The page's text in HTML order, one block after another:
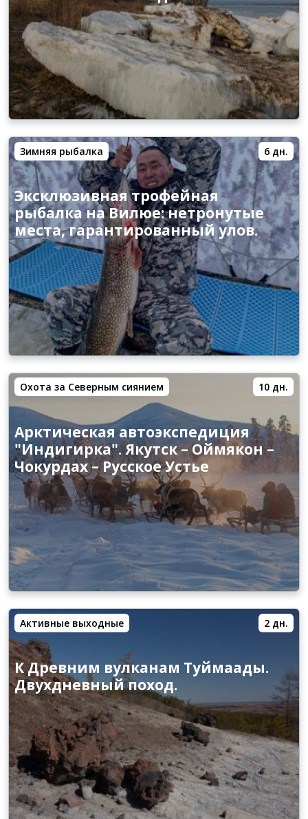
Зимняя рыбалка 6 дн.
Эксклюзивная трофейная
рыбалка на Вилюе: нетронутые
места, гарантированный улов.
Охота за Северным сиянием 10 дн.
Арктическая автоэкспедиция
"Индигирка". Якутск – Оймякон –
Чокурдах – Русское Устье
Активные выходные 2 дн.
К Древним вулканам Туймаады.
Двухдневный поход.